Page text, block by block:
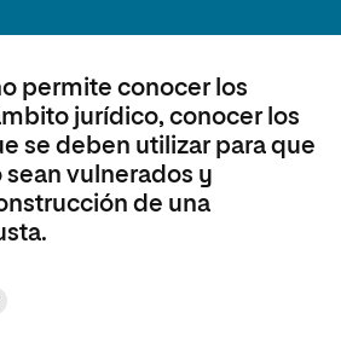
permite conocer los
jurídico, conocer los
se deben utilizar para que
sean vulnerados y
de una